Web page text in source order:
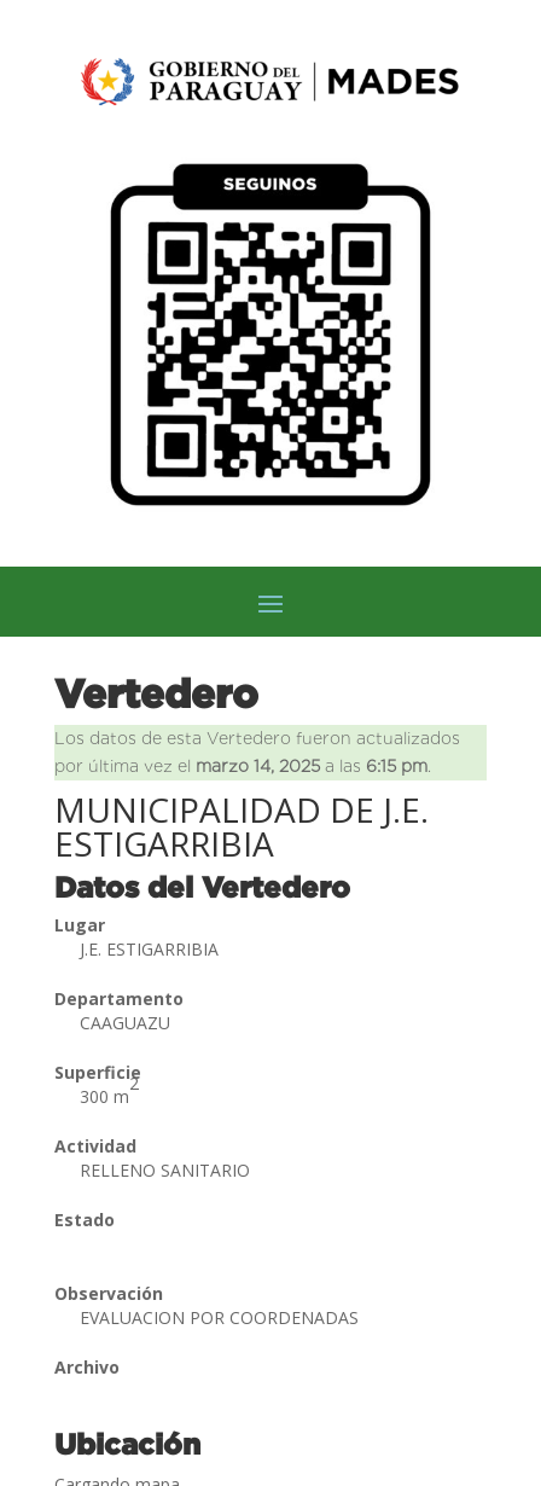
Vertedero
Los datos de esta Vertedero fueron actualizados
por última vez el marzo 14, 2025a las 6:15 pm.
MUNICIPALIDAD DE J.E.
ESTIGARRIBIA
Datos del Vertedero
Lugar
J.E. ESTIGARRIBIA
Departamento
CAAGUAZU
Superficie
300 m
2
Actividad
RELLENO SANITARIO
Estado
Observación
EVALUACION POR COORDENADAS
Archivo
Ubicación